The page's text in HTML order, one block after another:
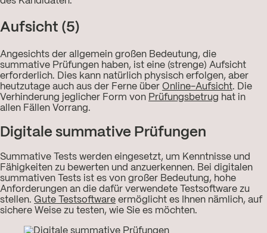
Aufsicht (5)
Angesichts der allgemein großen Bedeutung, die
summative Prüfungen haben, ist eine (strenge) Aufsicht
erforderlich. Dies kann natürlich physisch erfolgen, aber
heutzutage auch aus der Ferne über Online-Aufsicht. Die
Verhinderung jeglicher Form von Prüfungsbetrug hat in
allen Fällen Vorrang.
Digitale summative Prüfungen
Summative Tests werden eingesetzt, um Kenntnisse und
Fähigkeiten zu bewerten und anzuerkennen. Bei digitalen
summativen Tests ist es von großer Bedeutung, hohe
Anforderungen an die dafür verwendete Testsoftware zu
stellen. Gute Testsoftware ermöglicht es Ihnen nämlich, auf
sichere Weise zu testen, wie Sie es möchten.